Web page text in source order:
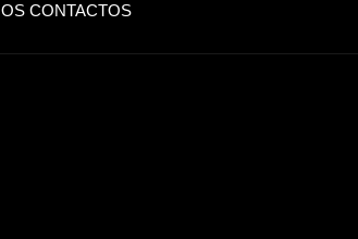
OS CONTACTOS